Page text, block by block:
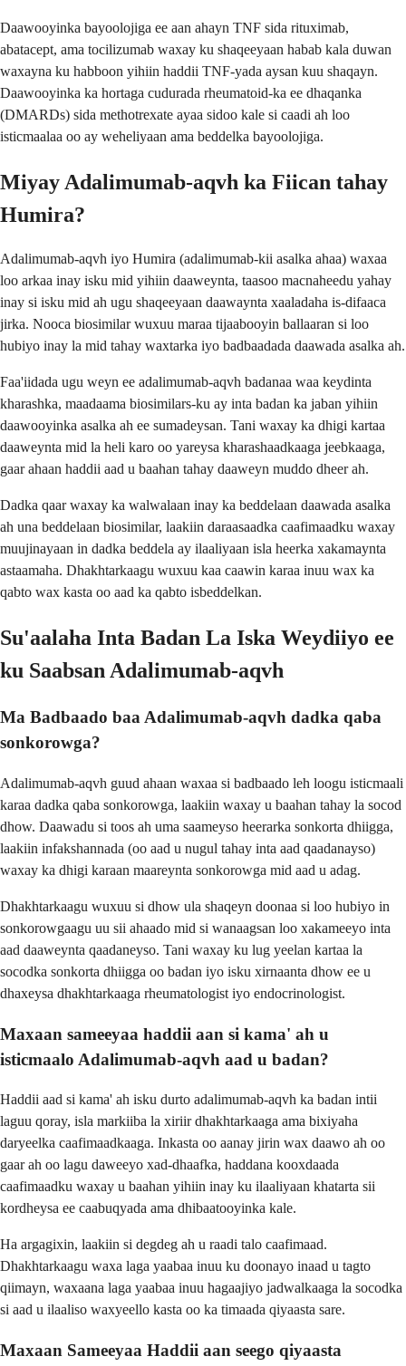
Daawooyinka bayoolojiga ee aan ahayn TNF sida rituximab,
abatacept, ama tocilizumab waxay ku shaqeeyaan habab kala duwan
waxayna ku habboon yihiin haddii TNF-yada aysan kuu shaqayn.
Daawooyinka ka hortaga cudurada rheumatoid-ka ee dhaqanka
(DMARDs) sida methotrexate ayaa sidoo kale si caadi ah loo
isticmaalaa oo ay weheliyaan ama beddelka bayoolojiga.
Miyay Adalimumab-aqvh ka Fiican tahay
Humira?
Adalimumab-aqvh iyo Humira (adalimumab-kii asalka ahaa) waxaa
loo arkaa inay isku mid yihiin daaweynta, taasoo macnaheedu yahay
inay si isku mid ah ugu shaqeeyaan daawaynta xaaladaha is-difaaca
jirka. Nooca biosimilar wuxuu maraa tijaabooyin ballaaran si loo
hubiyo inay la mid tahay waxtarka iyo badbaadada daawada asalka ah.
Faa'iidada ugu weyn ee adalimumab-aqvh badanaa waa keydinta
kharashka, maadaama biosimilars-ku ay inta badan ka jaban yihiin
daawooyinka asalka ah ee sumadeysan. Tani waxay ka dhigi kartaa
daaweynta mid la heli karo oo yareysa kharashaadkaaga jeebkaaga,
gaar ahaan haddii aad u baahan tahay daaweyn muddo dheer ah.
Dadka qaar waxay ka walwalaan inay ka beddelaan daawada asalka
ah una beddelaan biosimilar, laakiin daraasaadka caafimaadku waxay
muujinayaan in dadka beddela ay ilaaliyaan isla heerka xakamaynta
astaamaha. Dhakhtarkaagu wuxuu kaa caawin karaa inuu wax ka
qabto wax kasta oo aad ka qabto isbeddelkan.
Su'aalaha Inta Badan La Iska Weydiiyo ee
ku Saabsan Adalimumab-aqvh
Ma Badbaado baa Adalimumab-aqvh dadka qaba
sonkorowga?
Adalimumab-aqvh guud ahaan waxaa si badbaado leh loogu isticmaali
karaa dadka qaba sonkorowga, laakiin waxay u baahan tahay la socod
dhow. Daawadu si toos ah uma saameyso heerarka sonkorta dhiigga,
laakiin infakshannada (oo aad u nugul tahay inta aad qaadanayso)
waxay ka dhigi karaan maareynta sonkorowga mid aad u adag.
Dhakhtarkaagu wuxuu si dhow ula shaqeyn doonaa si loo hubiyo in
sonkorowgaagu uu sii ahaado mid si wanaagsan loo xakameeyo inta
aad daaweynta qaadaneyso. Tani waxay ku lug yeelan kartaa la
socodka sonkorta dhiigga oo badan iyo isku xirnaanta dhow ee u
dhaxeysa dhakhtarkaaga rheumatologist iyo endocrinologist.
Maxaan sameeyaa haddii aan si kama' ah u
isticmaalo Adalimumab-aqvh aad u badan?
Haddii aad si kama' ah isku durto adalimumab-aqvh ka badan intii
laguu qoray, isla markiiba la xiriir dhakhtarkaaga ama bixiyaha
daryeelka caafimaadkaaga. Inkasta oo aanay jirin wax daawo ah oo
gaar ah oo lagu daweeyo xad-dhaafka, haddana kooxdaada
caafimaadku waxay u baahan yihiin inay ku ilaaliyaan khatarta sii
kordheysa ee caabuqyada ama dhibaatooyinka kale.
Ha argagixin, laakiin si degdeg ah u raadi talo caafimaad.
Dhakhtarkaagu waxa laga yaabaa inuu ku doonayo inaad u tagto
qiimayn, waxaana laga yaabaa inuu hagaajiyo jadwalkaaga la socodka
si aad u ilaaliso waxyeello kasta oo ka timaada qiyaasta sare.
Maxaan Sameeyaa Haddii aan seego qiyaasta